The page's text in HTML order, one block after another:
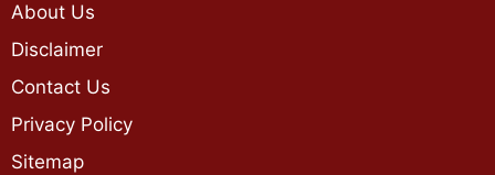
About Us
Disclaimer
Contact Us
Privacy Policy
Sitemap